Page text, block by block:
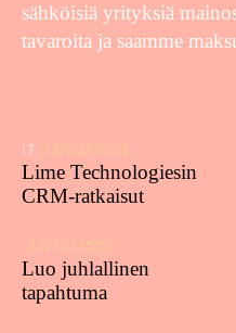
sähköisiä yrityksiä
tavaroita ja saamme
IT
Lime Technologiesin
CRM-ratkaisut
Luo juhlallinen
tapahtuma